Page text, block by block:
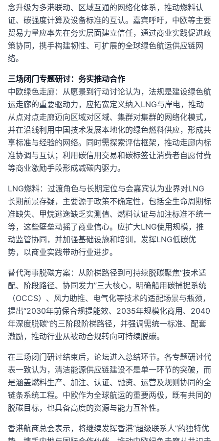
念升级为多港联动、区域互通的网络化体系，推动燃料认
证、碳强度计算及设备标准的互认。嘉宾呼吁，中欧等主要
贸易力量应率先在务实层面建立信任，通过商业实践促进政
策协同，携手构建韧性、可扩展的全球绿色航运供应链网
络。
三场闭门专题研讨：务实推动合作
中欧绿色走廊：从愿景到行动讨论认为，法规是建设绿色航
运走廊的重要驱动力，应拓宽定义纳入LNG与岸电，推动
从点对点走廊迈向区域对区域、集群对集群的网络化模式，
并在沿线利用中国技术发展本地化的绿色燃料供应，形成共
享标准与经验的网络。同时需探索评估框架，推动走廊内标
准协调与互认；利用碳信用交易和碳标签让消费者自愿付费
等商业激励手段形成减碳内驱力。
LNG燃料：过渡角色与长期定位与会嘉宾认为业界对LNG
长期前景存疑，主要源于政策不确定性，包括全生命周期标
准缺失、甲烷逃逸缺乏实测值、燃料认证与加注标准不统一
等，这些壁垒动摇了商业信心。应扩大LNG使用规模，推
动监管协同，并加强基础设施和培训，发挥LNG低碳优
势，以商业实践带动行业进步。
替代海事脱碳方案：从阶梯路径到可持续脱碳聚焦“技术适
配、阶段路径、协同发力”三大核心，明确船用碳捕捉系统
（OCCS）、风力助推、电气化等技术的适配场景与瓶颈，
提出“2030年前保合规提能效、2035年规模化商用、2040
年深度脱碳”的三阶段阶梯路径，并强调需统一标准、配套
激励，推动行业从被动合规转向可持续脱碳。
在三场闭门研讨结束后，论坛进入总结环节。各专题研讨代
表一致认为，清洁能源供应链建设不是单一环节的突破，而
是涵盖燃料生产、加注、认证、融资、运营及规则协同的全
链条系统工程。中欧作为全球航运的重要两极，既有共同的
脱碳目标，也具备高度的资源与能力互补性。
香港航商总会表示，将继续发挥香港“超级联系人”的独特优